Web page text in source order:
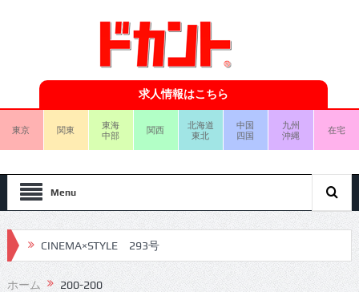
求人情報はこちら
東京 関東
東海
中部
関西
北海道
東北
中国
四国
九州
沖縄
在宅
Menu
CINEMA×STYLE 293号
CINEMA×STYLE 292号
ホーム 200-200